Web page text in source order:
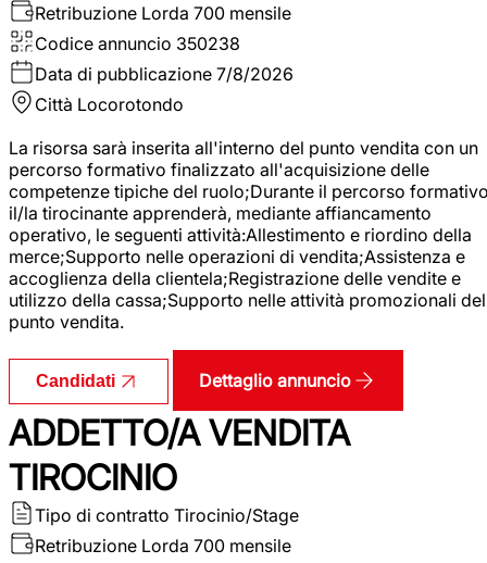
Retribuzione Lorda 700 mensile
Codice annuncio 350238
Data di pubblicazione 7/8/2026
Città Locorotondo
La risorsa sarà inserita all'interno del punto vendita con un
percorso formativo finalizzato all'acquisizione delle
competenze tipiche del ruolo;Durante il percorso
il/la tirocinante apprenderà, mediante affiancamento
operativo, le seguenti attività:Allestimento e riordino della
merce;Supporto nelle operazioni di vendita;Assistenza e
accoglienza della clientela;Registrazione delle vendite e
utilizzo della cassa;Supporto nelle attività promozionali del
punto vendita.
Candidati Dettaglio annuncio
ADDETTO/A VENDITA
TIROCINIO
Tipo di contratto Tirocinio/Stage
Retribuzione Lorda 700 mensile